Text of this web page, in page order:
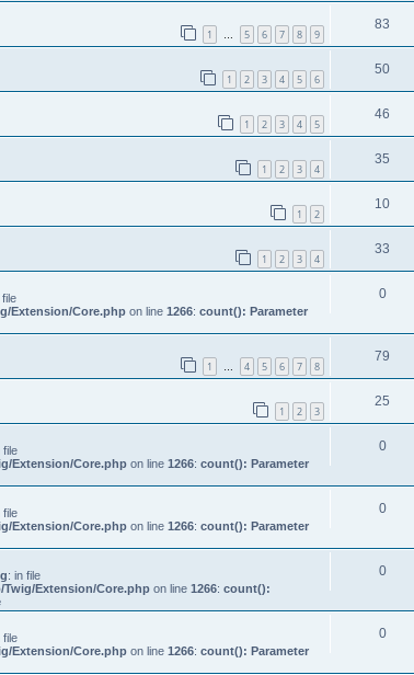
1 5 6 7 8 9
83
1 2 3 4 5 6
50
1 2 3 4 5
46
1 2 3 4
35
1 2
10
1 2 3 4
33
file
Extension/Core.phpon line 1266: count(): Parameter
0
1 4 5 6 7 8
79
1 2 3
25
file
Extension/Core.phpon line 1266: count(): Parameter
0
file
Extension/Core.phpon line 1266: count(): Parameter
0
: in file
Extension/Core.phpon line 1266: count():
0
file
Extension/Core.phpon line 1266: count(): Parameter
0